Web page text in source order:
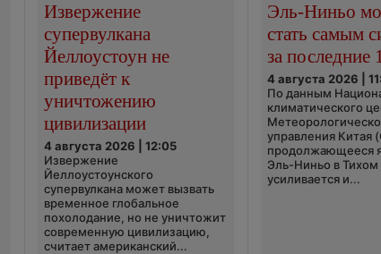
Извержение
супервулкана
Йеллоустоун не
приведёт к
уничтожению
цивилизации
4 августа 2026 | 12:05
Извержение
Йеллоустоунского
супервулкана может вызвать
временное глобальное
похолодание, но не уничтожит
современную цивилизацию,
считает американский...
Эль-Ниньо
стать самым
за последние
4 августа 2026 |
По данным
климатического
управления Китая
продолжающееся
Эль-Ниньо в Тихом
усиливается и...